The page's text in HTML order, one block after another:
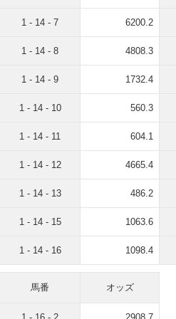
1 - 14 - 7 6200.2
1 - 14 - 8 4808.3
1 - 14 - 9 1732.4
1 - 14 - 10 560.3
1 - 14 - 11 604.1
1 - 14 - 12 4665.4
1 - 14 - 13 486.2
1 - 14 - 15 1063.6
1 - 14 - 16 1098.4
馬番 オッズ